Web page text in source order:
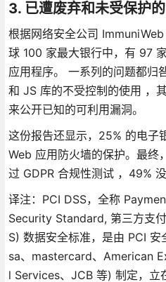
3. 已遭废弃和未受保护
根据网络安全公司
球 100 家最大银行中，有 97
应用程序。 一系列的问题都归
和 JS 库的不受控制的使用 ，
来公开已知的可利用漏洞。
这份报告还显示，25% 的电子
Web 应用防火墙的保护。最终
过 GDPR 合规性测试 ，49%
译注：PCI DSS，全称
Security Standard, 第三方支
S) 数据安全标准，是由 PCI
sa、mastercard、American
l Services、JCB 等) 制定，立